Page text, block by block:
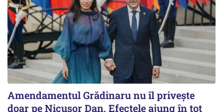
Amendamentul Grădinaru nu îl privește
doar pe Nicușor Dan. Efectele ajung în tot